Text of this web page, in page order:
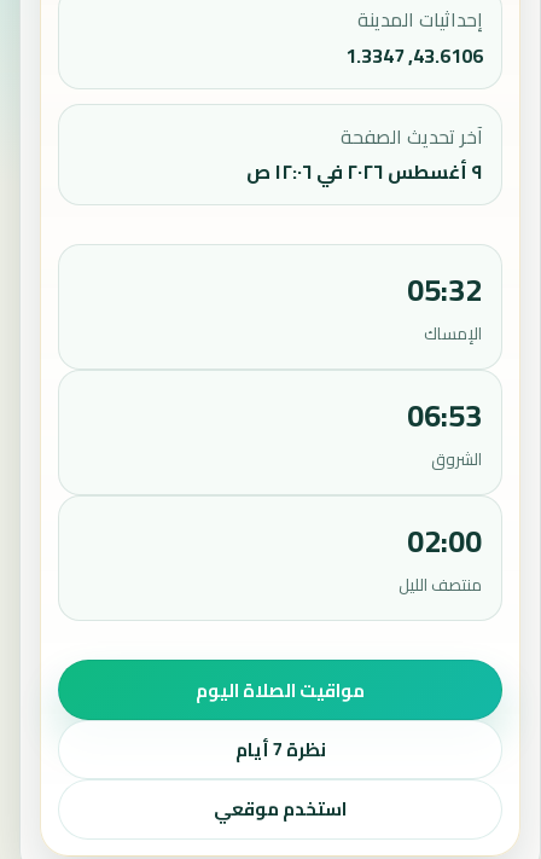
إحداثيات المدينة
43.6106, 1.3347
آخر تحديث الصفحة
٩ أغسطس ٢٠٢٦ في ١٢:٠٦ ص
05:32
الإمساك
06:53
الشروق
02:00
منتصف الليل
مواقيت الصلاة اليوم
نظرة 7 أيام
استخدم موقعي